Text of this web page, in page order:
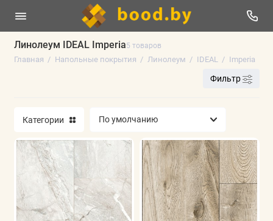
Линолеум IDEAL Imperia5 товаров
Главная Напольные покрытия Линолеум IDEAL Imperia
Ламинат
Виниловые полы
Паркетная доска
Ковролин
Фильтр
Категории